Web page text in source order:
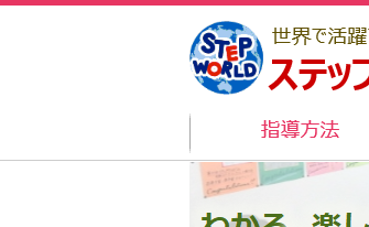
指導方法
トップページ 指導方法
トップページ